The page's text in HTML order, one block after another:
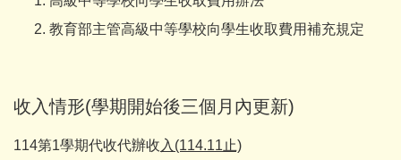
教育部主管高級中等學校向學生收取費用補充規定
收入情形(學期開始後三個月內更新)
114第1學期代收代辦收 入(114.11止)